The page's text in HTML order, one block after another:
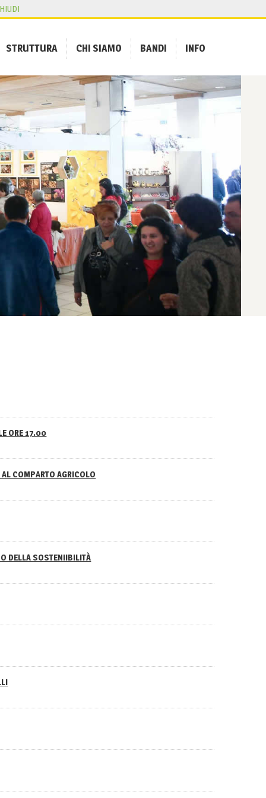
STRUTTURA CHI SIAMO BANDI INFO
ORE 17.00
COMPARTO AGRICOLO
DELLA SOSTENIIBILITÀ